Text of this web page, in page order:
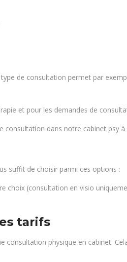
de consultation permet par
et pour les demandes de
consultation dans notre cabinet psy à
suffit de choisir parmi ces options :
choix (consultation en visio
tarifs
consultation physique en cabinet.